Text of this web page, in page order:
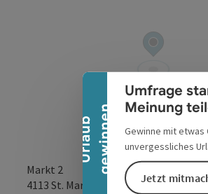
U
r
l
a
u
b
g
e
w
i
n
n
en
Banner einklappen
Umfrage
Meinung
Gewinne mit etwas
unvergessliches
Jetzt
Markt 2
4113 St. Martin im Mühlkreis